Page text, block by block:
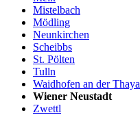
Mistelbach
Mödling
Neunkirchen
Scheibbs
St. Pölten
Tulln
Waidhofen an der Thaya
Wiener Neustadt
Zwettl